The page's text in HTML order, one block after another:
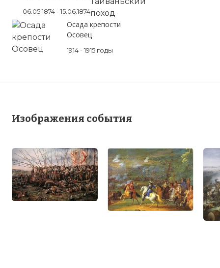
06.05.1874 - 15.06.1874
Осада крепости
Осовец
1914 - 1915 годы
Изображения события